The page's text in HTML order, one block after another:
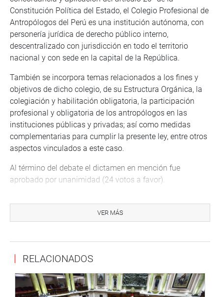
Constitución Política del Estado, el Colegio Profesional de
Antropólogos del Perú es una institución autónoma, con
personería jurídica de derecho público interno,
descentralizado con jurisdicción en todo el territorio
nacional y con sede en la capital de la República.
También se incorpora temas relacionados a los fines y
objetivos de dicho colegio, de su Estructura Orgánica, la
colegiación y habilitación obligatoria, la participación
profesional y obligatoria de los antropólogos en las
instituciones públicas y privadas; así como medidas
complementarias para cumplir la presente ley, entre otros
aspectos vinculados a este caso.
Al término del debate el dictamen en mención fue
aprobado por unanimidad (24 votos a favor).
predictamen recaído en el proyecto de Ley 6185/2023-CR,
en virtud del cual se propone la Ley que declara de interés
San Martín, de autoría de la legisladora Karol Paredes
“Con una universidad se podrá contar con el potencial
VER MÁS
RELACIONADOS